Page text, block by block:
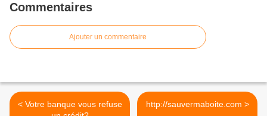
Commentaires
Ajouter un commentaire
< Votre banque vous refuse
http://sauvermaboite.com >